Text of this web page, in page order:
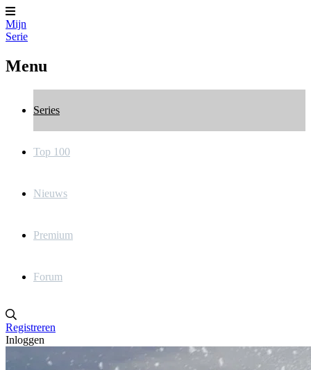
Mijn
Serie
Menu
Series
Top 100
Nieuws
Premium
Forum
Registreren
Inloggen